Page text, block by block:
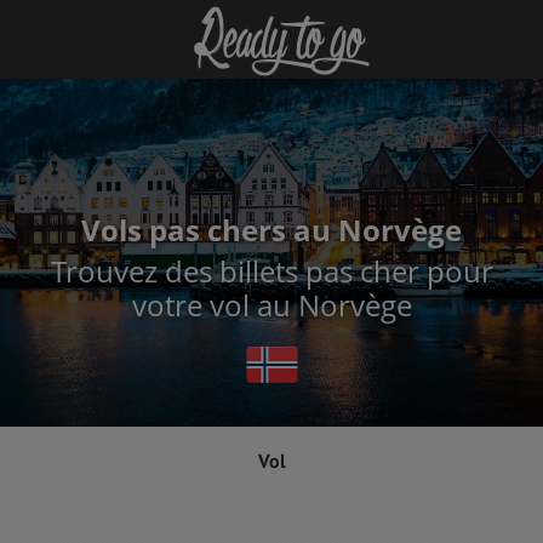
Vols pas chers au Norvège
Trouvez des billets pas cher pour
votre vol au Norvège
Vol